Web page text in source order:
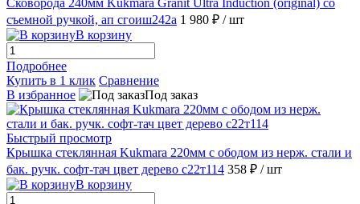
съемной ручкой, ап сгоиш242а 1 980 ₽ / шт
В корзину
Подробнее
Купить в 1 клик Сравнение
В избранное
Под заказ
Быстрый просмотр
Крышка стеклянная Kukmara 220мм с ободом из нерж. стали и
бак. ручк. софт-тач цвет дерево с22т114 358 ₽ / шт
В корзину